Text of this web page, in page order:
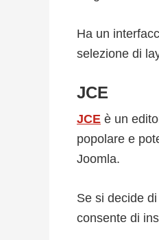
Ha un
selezione di
JCE
JCE è un
popolare e
Joomla.
Se si decide
consente di